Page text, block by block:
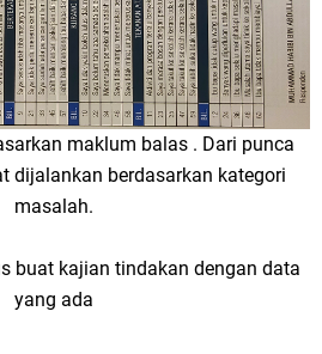
maklum balas . Dari punca
dijalankan berdasarkan kategori
masalah.
buat kajian tindakan dengan data
yang ada